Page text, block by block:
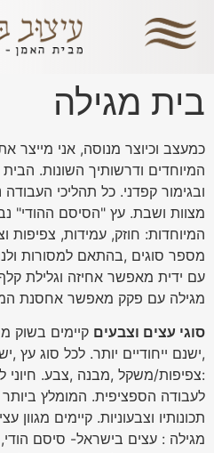
בית מגילה
כמעצב וכיוצר מנוסה, אני מייצר
המיוחדים ודרשותיך השונות. הבית
ובגימור קפדני. כל תהליכי העבודה
מצוות ושבת. עץ "הסיסם ההודי"
המיוחדות: חוזק, עמידות, צפיפות
מספר סוגים ,בהתאם למסורות
עם ידית מאפשר אחיזה וגלילת
מגילה עם פקק מאפשר אחסנת
סוגי עצים וצבעים קיימים בשוק
,ישנם ייחודיים יותר. לכל סוג עץ
:צפיפות/משקל ,מבנה ,צבע.
לעבודה הספציפית. המומלץ
תכונותיו וצבעוניות. קיימים
מגילה : עצים בישראל- סיסם הודי,